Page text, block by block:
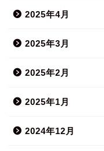
2025年4月
2025年3月
2025年2月
2025年1月
2024年12月